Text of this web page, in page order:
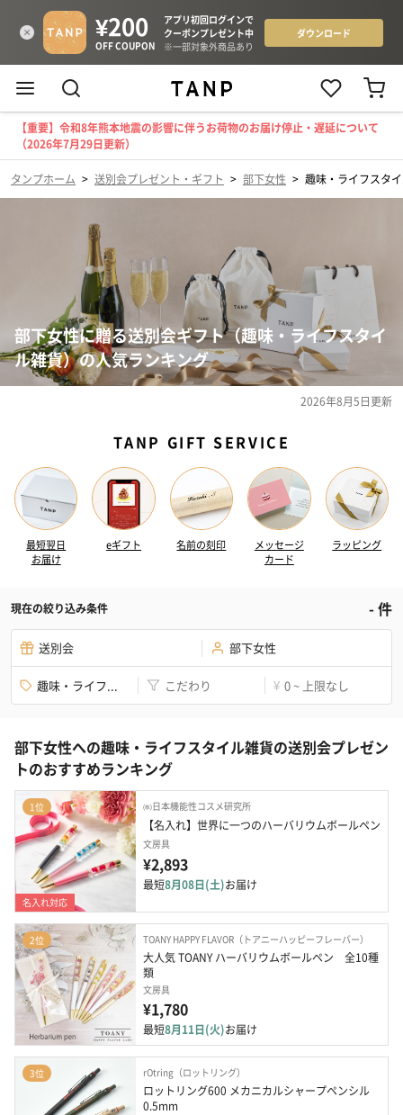
【重要】令和8年熊本地震の影響に伴うお荷物のお届け停止・遅延について
（2026年7月29日更新）
タンプホーム > 送別会プレゼント・ギフト > 部下女性 > 趣味・ライフスタ
部下女性に贈る送別会ギフト（趣味・ライフスタイ
ル雑貨）の人気ランキング
2026年8月5日更新
TANP GIFT SERVICE
最短翌日
お届け
eギフト 名前の刻印
メッセージ
カード
ラッピング
現在の絞り込み条件 -件
送別会 部下女性
趣味・ライフ... こだわり ¥ 0 ~ 上限なし
部下女性への趣味・ライフスタイル雑貨の送別会プレゼン
トのおすすめランキング
1位
名入れ対応
㈱日本機能性コスメ研究所
【名入れ】世界に一つのハーバリウムボールペン
文房具
¥2,893
最短8月08日(土)お届け
2位 TOANY HAPPY FLAVOR（トアニーハッピーフレーバー）
大人気 TOANY ハーバリウムボールペン　全10種
類
文房具
¥1,780
最短8月11日(火)お届け
3位 rOtring（ロットリング）
ロットリング600 メカニカルシャープペンシル
0.5mm